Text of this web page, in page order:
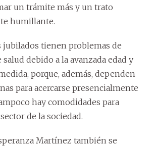
un trámite más y un trato
humillante.
jubilados tienen problemas de
debido a la avanzada edad y
porque, además, dependen
para acercarse presencialmente
hay comodidades para
de la sociedad.
Martínez también se